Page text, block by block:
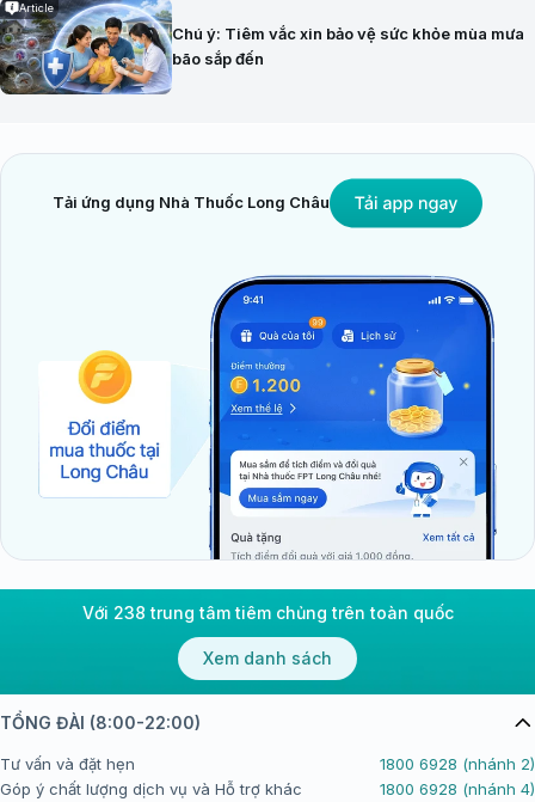
Article
Chú ý: Tiêm vắc xin bảo vệ sức khỏe mùa mưa
bão sắp đến
Tải ứng dụng Nhà Thuốc Long Châu
Với 238 trung tâm tiêm chủng trên toàn quốc
Xem danh sách
TỔNG ĐÀI (8:00-22:00)
Tư vấn và đặt hẹn
1800 6928 (nhánh 2)
Góp ý chất lượng dịch vụ và Hỗ trợ khác
1800 6928 (nhánh 4)